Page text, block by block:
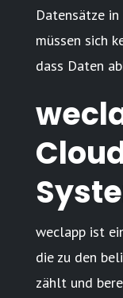
Datensätze in
müssen sich
dass Daten
weclapp ist
die zu den
zählt und